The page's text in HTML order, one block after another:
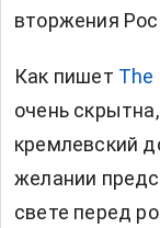
вторжения
Как пишет The
очень
кремлевский
желании
свете перед